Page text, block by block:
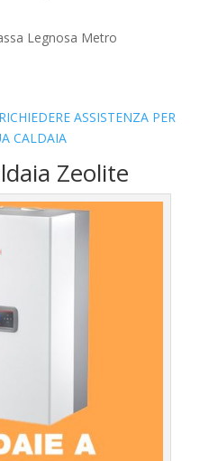
Legnosa Metro
ASSISTENZA PER
CALDAIA
Zeolite